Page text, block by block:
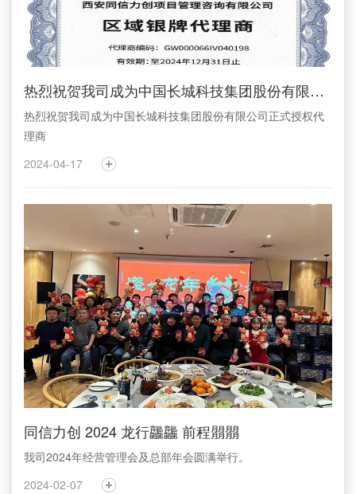
热烈祝贺我司成为中国长城科技集团股份有限公司正式授权代理商
热烈祝贺我司成为中国长城科技集团股份有限公司正式授权代
理商
2024-04-17
同信力创 2024 龙行龘龘 前程朤朤
我司2024年经营管理会及总部年会圆满举行。
2024-02-07